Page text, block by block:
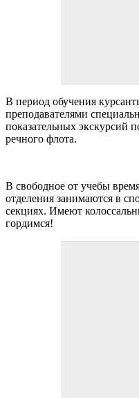
В период обучения
преподавателями
показательных экскурсий
речного флота.
В свободное от учебы
отделения занимаются в
секциях. Имеют
гордимся!